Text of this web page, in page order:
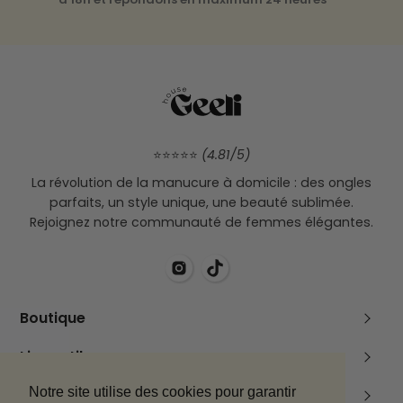
Notre site utilise des cookies pour garantir
⭐⭐⭐⭐⭐ (4.81/5)
La révolution de la manucure à domicile : des ongles
parfaits, un style unique, une beauté sublimée.
Rejoignez notre communauté de femmes élégantes.
Boutique
Pack découverte
Liens utiles
À propos
Mentions légales